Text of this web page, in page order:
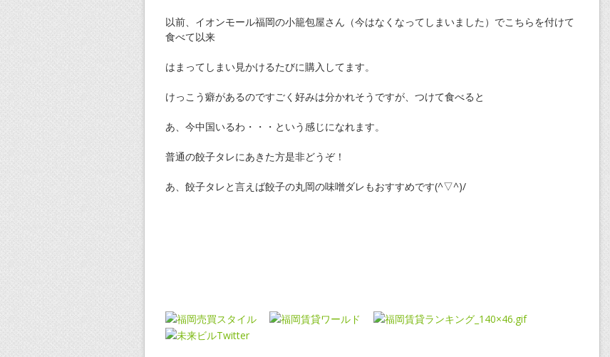
以前、イオンモール福岡の小籠包屋さん（今はなくなってしまいました）でこちらを付けて
食べて以来
はまってしまい見かけるたびに購入してます。
けっこう癖があるのですごく好みは分かれそうですが、つけて食べると
あ、今中国いるわ・・・という感じになれます。
普通の餃子タレにあきた方是非どうぞ！
あ、餃子タレと言えば餃子の丸岡の味噌ダレもおすすめです(^▽^)/